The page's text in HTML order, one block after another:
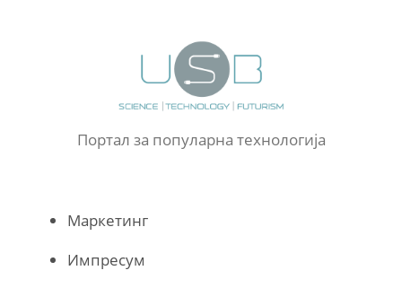
Портал за популарна технологија
Маркетинг
Импресум